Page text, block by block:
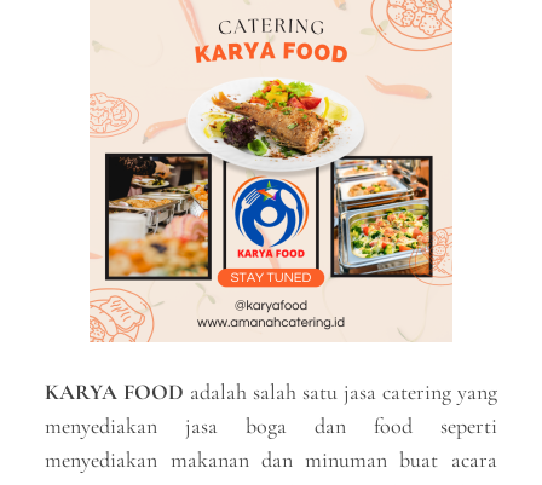
KARYA FOOD adalah salah satu jasa catering yang
menyediakan jasa boga dan food seperti
menyediakan makanan dan minuman buat acara